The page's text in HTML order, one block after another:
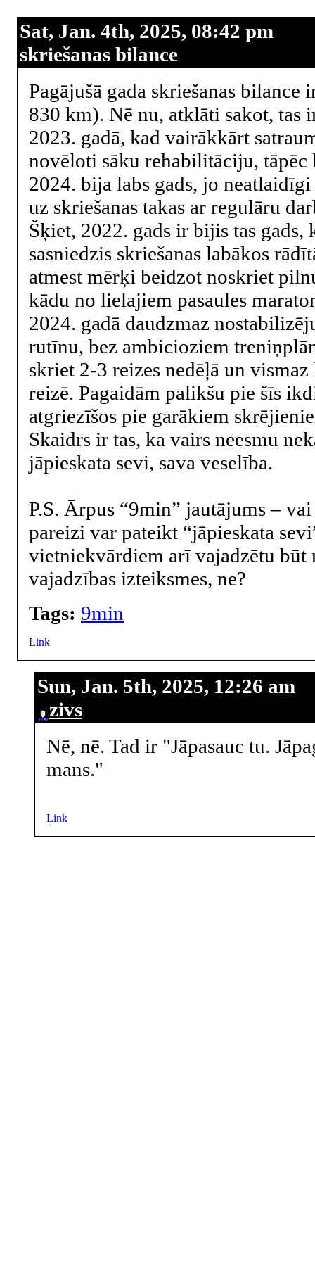
Sat, Jan. 4th, 2025, 08:42 pm
skriešanas bilance
Pagājušā gada skriešanas bilance
830 km). Nē nu, atklāti sakot, tas
2023. gadā, kad vairākkārt
novēloti sāku rehabilitāciju, tāpēc
2024. bija labs gads, jo
uz skriešanas takas ar regulāru
Šķiet, 2022. gads ir bijis tas gads,
sasniedzis skriešanas labākos
atmest mērķi beidzot noskriet
kādu no lielajiem pasaules
2024. gadā daudzmaz
rutīnu, bez ambicioziem
skriet 2-3 reizes nedēļā un
reizē. Pagaidām palikšu pie šīs
atgriezīšos pie garākiem
Skaidrs ir tas, ka vairs neesmu
jāpieskata sevi, sava veselība.
P.S. Ārpus “9min” jautājums –
pareizi var pateikt “jāpieskata
vietniekvārdiem arī vajadzētu būt
vajadzības izteiksmes, ne?
Tags: 9min
Link
Sun, Jan. 5th, 2025, 12:26 am
zivs
Nē, nē. Tad ir "Jāpasauc tu.
mans."
Link